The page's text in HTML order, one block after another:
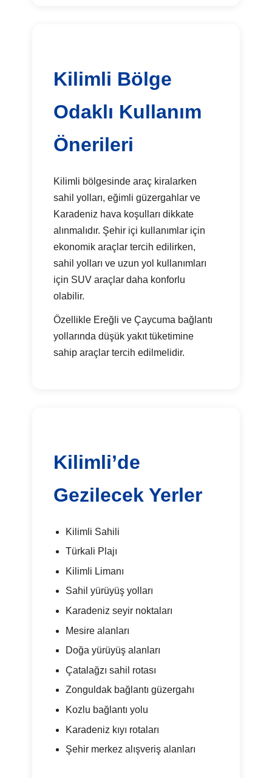
Kilimli Bölge
Odaklı Kullanım
Önerileri
Kilimli bölgesinde araç kiralarken
sahil yolları, eğimli güzergahlar ve
Karadeniz hava koşulları dikkate
alınmalıdır. Şehir içi kullanımlar için
ekonomik araçlar tercih edilirken,
sahil yolları ve uzun yol kullanımları
için SUV araçlar daha konforlu
olabilir.
Özellikle Ereğli ve Çaycuma bağlantı
yollarında düşük yakıt tüketimine
sahip araçlar tercih edilmelidir.
Kilimli’de
Gezilecek Yerler
Kilimli Sahili
Türkali Plajı
Kilimli Limanı
Sahil yürüyüş yolları
Karadeniz seyir noktaları
Mesire alanları
Doğa yürüyüş alanları
Çatalağzı sahil rotası
Zonguldak bağlantı güzergahı
Kozlu bağlantı yolu
Karadeniz kıyı rotaları
Şehir merkez alışveriş alanları